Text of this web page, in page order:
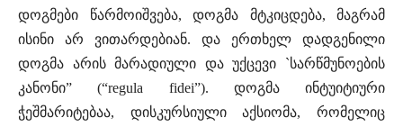
დოგმები წარმოიშვება, დოგმა მტკიცდება, მაგრამ
ისინი არ ვითარდებიან. და ერთხელ დადგენილი
დოგმა არის მარადიული და უქცევი `სარწმუნოების
კანონი” (“regula fidei”). დოგმა ინტუიტიური
ჭეშმარიტებაა, დისკურსიული აქსიომა, რომელიც